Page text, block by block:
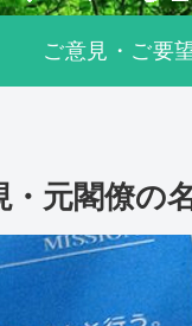
ご意見・ご要
元閣僚の